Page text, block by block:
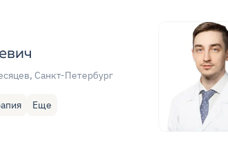
, Санкт-Петербург
Еще